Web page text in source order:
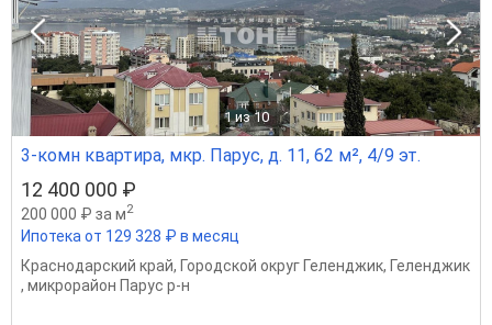
1 из 10
3-комн квартира, мкр. Парус, д. 11, 62 м², 4/9 эт.
12 400 000 ₽
200 000 ₽ за м2
Ипотека от 129 328 ₽ в месяц
Краснодарский край, Городской округ Геленджик, Геленджик
, микрорайон Парус р-н